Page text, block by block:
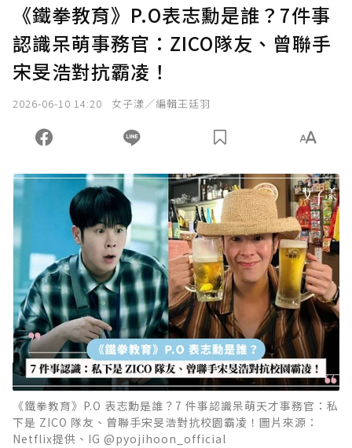
《鐵拳教育》P.O表志勳是誰？7件事
認識呆萌事務官：ZICO隊友、曾聯手
宋旻浩對抗霸凌！
2026-06-10 14:20 女子漾／編輯王廷羽
《鐵拳教育》P.O 表志勳是誰？7 件事認識呆萌天才事務官：私
下是 ZICO 隊友、曾聯手宋旻浩對抗校園霸凌！圖片來源：
Netflix提供、IG @pyojihoon_official